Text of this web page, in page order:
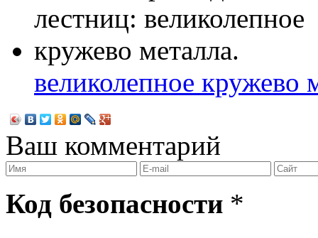
великолепное кружево
Ваш комментарий
Код безопасности *